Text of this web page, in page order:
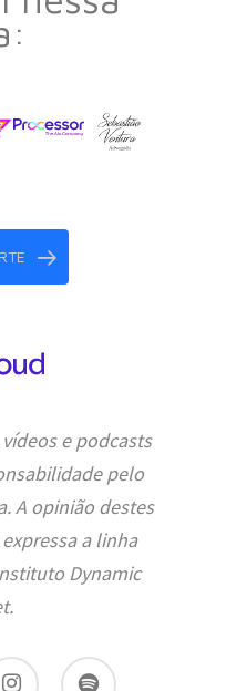
e podcasts
pelo
A opinião destes
a linha
Dynamic
spotify